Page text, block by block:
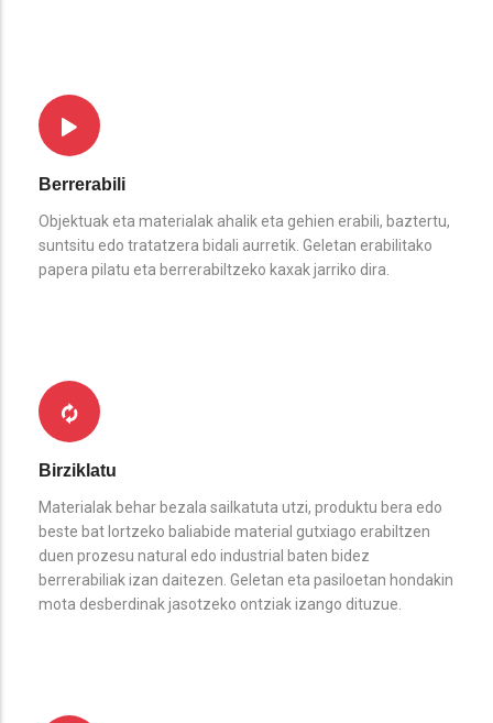
Berrerabili
Objektuak eta materialak ahalik eta gehien erabili, baztertu,
suntsitu edo tratatzera bidali aurretik. Geletan erabilitako
papera pilatu eta berrerabiltzeko kaxak jarriko dira.
Birziklatu
Materialak behar bezala sailkatuta utzi, produktu bera edo
beste bat lortzeko baliabide material gutxiago erabiltzen
duen prozesu natural edo industrial baten bidez
berrerabiliak izan daitezen. Geletan eta pasiloetan hondakin
mota desberdinak jasotzeko ontziak izango dituzue.